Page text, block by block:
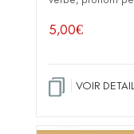
5,00€
VOIR